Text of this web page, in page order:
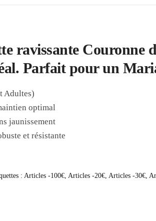
ravissante Couronne
Parfait pour un
Adultes)
optimal
jaunissement
et résistante
: Articles -100€, Articles -20€, Articles -30€,